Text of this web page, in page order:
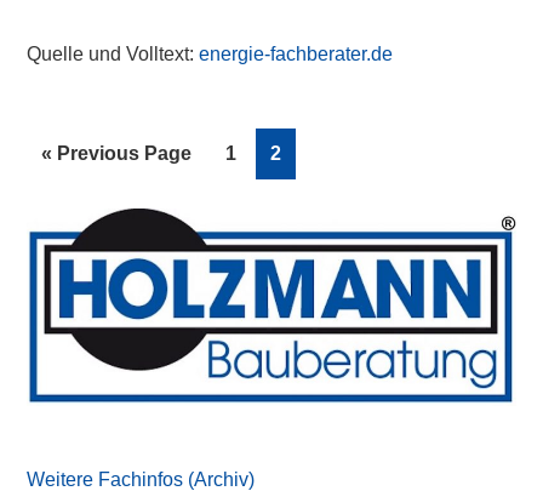
Quelle und Volltext:energie-fachberater.de
« Go
Previous Page Page
1 Page
2
Primary
Sidebar
Weitere Fachinfos (Archiv)